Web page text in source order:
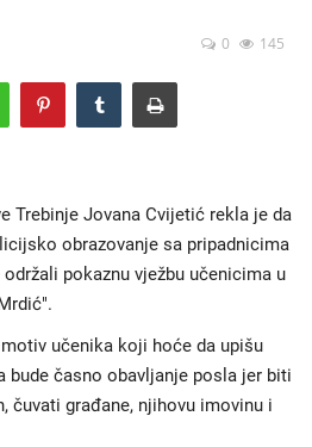
0 145
Trebinje Jovana Cvijetić rekla je da
obrazovanje sa pripadnicima
pokaznu vježbu učenicima u
učenika koji hoće da upišu
bude časno obavljanje posla jer biti
čuvati građane, njihovu imovinu i